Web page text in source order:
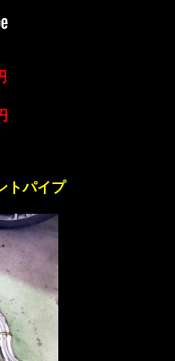
トパイプ